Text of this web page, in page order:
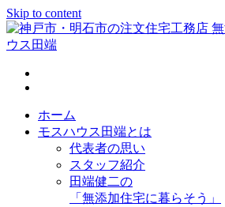
Skip to content
神戸市・明石市の注文住宅工務店 無
田端
ホーム
モスハウス田端とは
代表者の思い
スタッフ紹介
田端健二の
「無添加住宅に暮らそう」